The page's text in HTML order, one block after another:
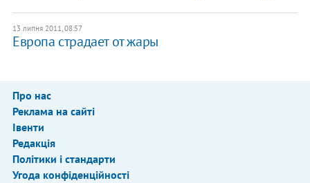
13 липня 2011, 08:57
Европа страдает от жары
Про нас
Реклама на сайті
Івенти
Редакція
Політики і стандарти
Угода конфіденційності